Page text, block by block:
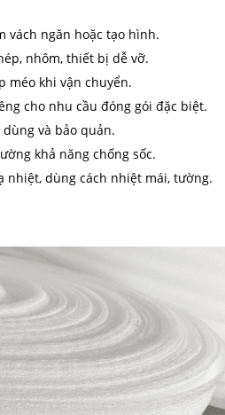
vách ngăn hoặc tạo hình.
nhôm, thiết bị dễ vỡ.
méo khi vận chuyển.
cho nhu cầu đóng gói đặc biệt.
và bảo quản.
khả năng chống sốc.
nhiệt, dùng cách nhiệt mái, tường.